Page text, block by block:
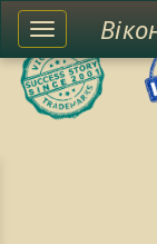
Toggle
left
sidebar